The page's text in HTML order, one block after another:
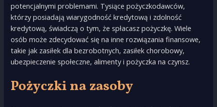
potencjalnymi problemami. Tysiące pożyczkodawców,
którzy posiadają wiarygodność kredytową i zdolność
kredytową, świadczą o tym, że spłacasz pożyczkę.Wiele
osób może zdecydować się na inne rozwiązania finansowe,
takie jak zasiłek dla bezrobotnych, zasiłek chorobowy,
ubezpieczenie społeczne, alimenty i pożyczka na czynsz.
Pożyczki na zasoby